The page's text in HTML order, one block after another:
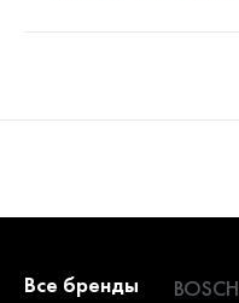
Все бренды BOSCH